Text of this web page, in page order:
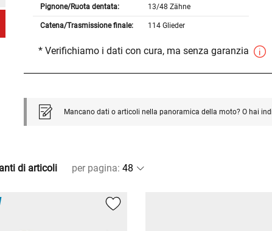
Pignone/Ruota dentata: 13/48 Zähne
Catena/Trasmissione finale: 114 Glieder
* Verifichiamo i dati con cura, ma senza garanzia
Mancano dati o articoli nella panoramica della moto? O hai
di articoli per pagina: